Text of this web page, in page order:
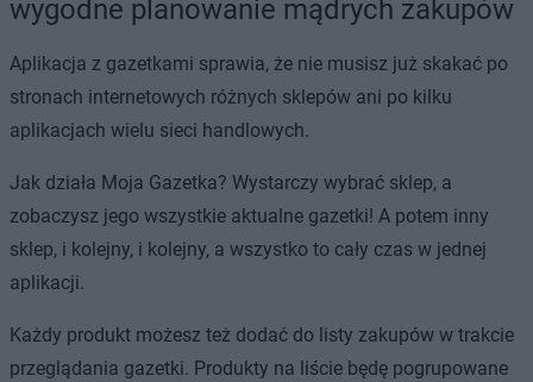
wygodne planowanie mądrych zakupów
Aplikacja z gazetkami sprawia, że nie musisz już skakać po
stronach internetowych różnych sklepów ani po kilku
aplikacjach wielu sieci handlowych.
Jak działa Moja Gazetka? Wystarczy wybrać sklep, a
zobaczysz jego wszystkie aktualne gazetki! A potem inny
sklep, i kolejny, i kolejny, a wszystko to cały czas w jednej
aplikacji.
Każdy produkt możesz też dodać do listy zakupów w trakcie
przeglądania gazetki. Produkty na liście będę pogrupowane